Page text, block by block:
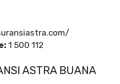
1 500 112
ASTRA BUANA